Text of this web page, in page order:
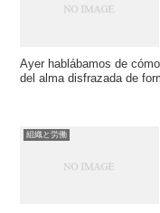
Ayer hablábamos de
del alma disfrazada de
組織と労働